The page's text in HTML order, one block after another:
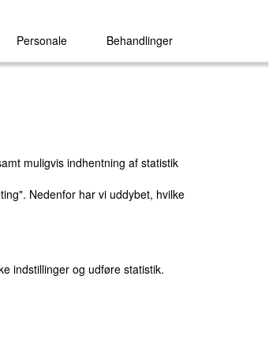
Personale Behandlinger
muligvis indhentning af statistik
Nedenfor har vi uddybet, hvilke
indstillinger og udføre statistik.